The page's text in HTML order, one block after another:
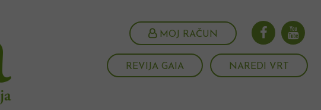
MOJ RAČUN
REVIJA GAIA NAREDI VRT